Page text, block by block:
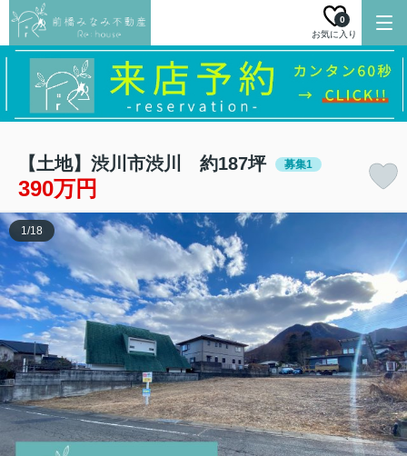
お気に入り
0
【土地】渋川市渋川 約187坪 募集1
390万円
1/18